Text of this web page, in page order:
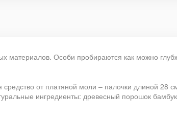
материалов. Особи пробираются как можно
от платяной моли – палочки длиной 28
ингредиенты: древесный порошок